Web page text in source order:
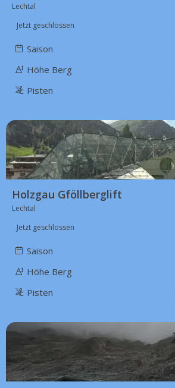
Lechtal
Jetzt geschlossen
Saison
Höhe Berg
Pisten
Holzgau Gföllberglift
Lechtal
Jetzt geschlossen
Saison
Höhe Berg
Pisten